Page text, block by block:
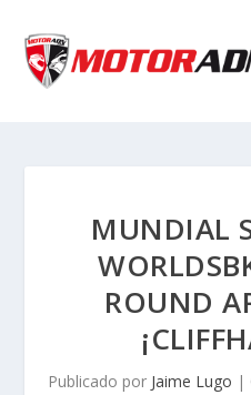
MUNDIAL
ROUND
Publicado por Jaime Lugo |